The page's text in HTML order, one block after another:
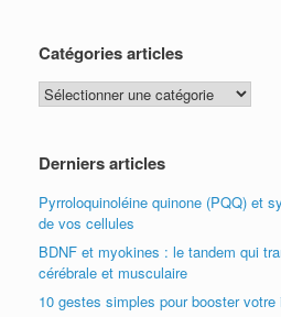
Catégories articles
Catégories
articles
Derniers articles
Pyrroloquinoléine quinone (PQQ) et
de vos cellules
BDNF et myokines : le tandem qui
cérébrale et musculaire
10 gestes simples pour booster